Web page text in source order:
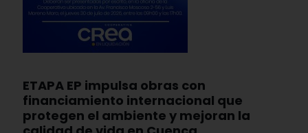
ETAPA EP impulsa obras con
financiamiento internacional que
protegen el ambiente y mejoran la